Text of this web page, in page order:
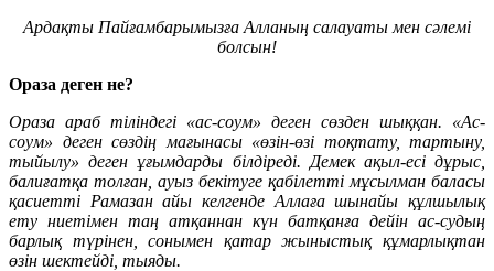
Ардақты Пайғамбарымызға Алланың салауаты мен сәлемі
болсын!
Ораза деген не?
Ораза араб тіліндегі «ас-соум» деген сөзден шыққан. «Ас-
соум» деген сөздің мағынасы «өзін-өзі тоқтату, тартыну,
тыйылу» деген ұғымдарды білдіреді. Демек ақыл-есі дұрыс,
балиғатқа толған, ауыз бекітуге қабілетті мұсылман баласы
қасиетті Рамазан айы келгенде Аллаға шынайы құлшылық
ету ниетімен таң атқаннан күн батқанға дейін ас-судың
барлық түрінен, сонымен қатар жыныстық құмарлықтан
өзін шектейді, тыяды.